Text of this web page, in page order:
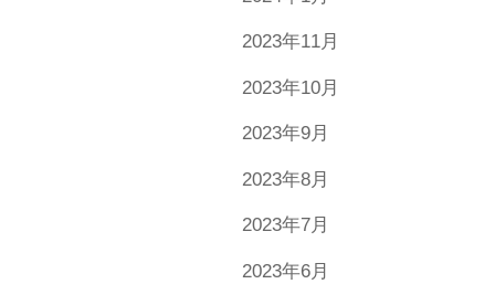
2023年11月
2023年10月
2023年9月
2023年8月
2023年7月
2023年6月